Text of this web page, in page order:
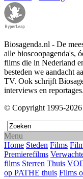
Biosagenda.nl - De
alle bioscoopagenda's,
films die in Nederland
besteden we aandacht
TV. Ook schrijft
interviews en reportages.
© Copyright 1995-2026
Menu
Home Steden Films
Premierefilms
films Sterren Thuis
op PATHE thuis Films